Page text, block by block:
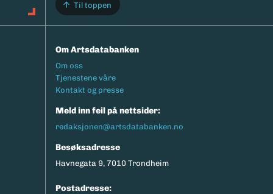
Til toppen
Om Artsdatabanken
Footermeny
Om oss
Tjenestene våre
Kontakt og presse
Meld inn feil på nettsider:
redaksjonen@artsdatabanken.no
Besøksadresse
Havnegata 9, 7010 Trondheim
Postadresse: